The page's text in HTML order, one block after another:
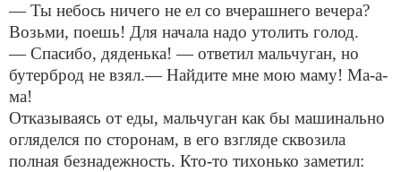
— Ты небось ничего не ел со вчерашнего вечера?
Возьми, поешь! Для начала надо утолить голод.
— Спасибо, дяденька! — ответил мальчуган, но
бутерброд не взял.— Найдите мне мою маму! Ма-а-
ма!
Отказываясь от еды, мальчуган как бы машинально
огляделся по сторонам, в его взгляде сквозила
полная безнадежность. Кто-то тихонько заметил: